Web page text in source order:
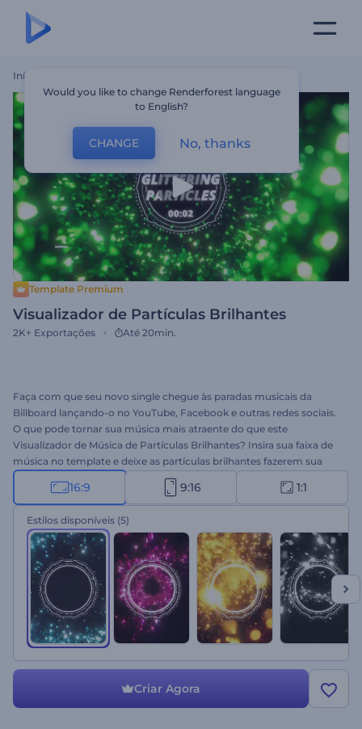
Início
Template Premium
Visualizador de Partículas Brilhantes
2K+ Exportações Até 20min.
Faça com que seu novo single chegue às paradas musicais da
Billboard lançando-o no YouTube, Facebook e outras redes sociais.
O que pode tornar sua música mais atraente do que este
Visualizador de Música de Partículas Brilhantes? Insira sua faixa de
música no template e deixe as partículas brilhantes fazerem sua
mágica. Experimente agora mesmo e veja sua música se tornar
16:9 9:16 1:1
Estilos disponíveis (5)
Criar Agora
Would you like to change Renderforest language
to English?
CHANGE No, thanks